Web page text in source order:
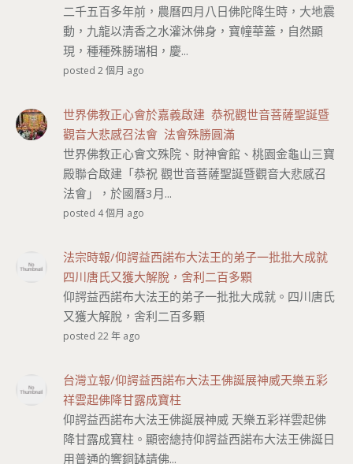
二千五百多年前，農曆四月八日佛陀降生時，大地震
動，九龍以清香之水灌沐佛身，寶幢華蓋，自然顯
現，種種殊勝瑞相，慶...
posted 2 個月 ago
世界佛教正心會於嘉義啟建 恭祝觀世音菩薩聖誕暨
觀音大悲感召法會 法會殊勝圓滿
世界佛教正心會文殊院、財神會館、桃園金龜山三寶
殿聯合啟建「恭祝 觀世音菩薩聖誕暨觀音大悲感召
法會」，於國曆3月...
posted 4 個月 ago
法宗時報/仰諤益西諾布大法王的弟子一批批大成就
四川唐氏又獲大解脫，舍利二百多顆
仰諤益西諾布大法王的弟子一批批大成就。四川唐氏
又獲大解脫，舍利二百多顆
posted 22 年 ago
台灣立報/仰諤益西諾布大法王佛誕展神威天樂五彩
祥雲起佛降甘露成寶柱
仰諤益西諾布大法王佛誕展神威 天樂五彩祥雲起佛
降甘露成寶柱。顯密總持仰諤益西諾布大法王佛誕日
用普通的響銅缽請佛...